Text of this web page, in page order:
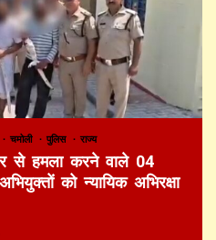
चमोली पुलिस राज्य
से हमला करने वाले 04
को न्यायिक अभिरक्षा